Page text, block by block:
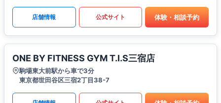
店舗情報 公式サイト 体験・相談予約
ONE BY FITNESS GYM T.I.S三宿店
駒場東大前駅から車で3分
東京都世田谷区三宿2丁目38-7